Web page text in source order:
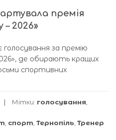
премія
– 2026»
голосування за премію
де обирають кращих
спортивних
Мітки: голосування
спорт Тернопіль Тренер